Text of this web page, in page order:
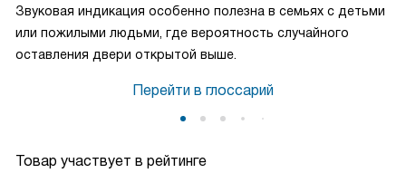
Звуковая индикация особенно полезна в семьях с детьми
или пожилыми людьми, где вероятность случайного
оставления двери открытой выше.
Перейти в глоссарий
Товар участвует в рейтинге